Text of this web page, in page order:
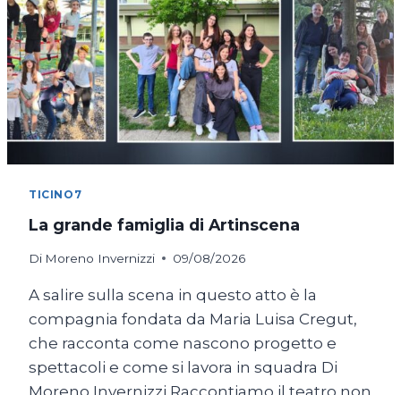
TICINO7
La grande famiglia di Artinscena
Di Moreno Invernizzi 09/08/2026
A salire sulla scena in questo atto è la
compagnia fondata da Maria Luisa Cregut,
che racconta come nascono progetto e
spettacoli e come si lavora in squadra Di
Moreno Invernizzi Raccontiamo il teatro non